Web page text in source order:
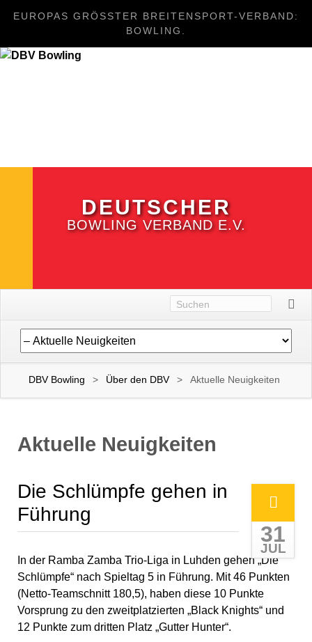
EUROPAS GRÖSSTER BREITENSPORT-VERBAND: B
OWLING.
DEUTSCHER
BOWLING VERBAND E.V.
Navigation
überspringen
DBV Bowling Über den DBV Aktuelle Neuigkeiten
Aktuelle Neuigkeiten
31
JUL
Die Schlümpfe gehen in
Führung
In der Ramba Zamba Trio-Liga in Luhden gehen „Die
Schlümpfe“ nach Spieltag 5 in Führung. Mit 46 Punkten
(Netto-Teamschnitt 180,5), haben diese 10 Punkte
Vorsprung zu den zweitplatzierten „Black Knights“ und
12 Punkte zum dritten Platz „Gutter Hunter“.